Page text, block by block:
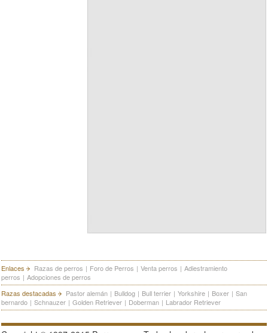
Enlaces Razas de perros | Foro de Perros | Venta perros | Adiestramiento
perros | Adopciones de perros
Razas destacadas
Pastor alemán | Bulldog | Bull terrier | Yorkshire | Boxer | San
bernardo | Schnauzer | Golden Retriever | Doberman | Labrador Retriever